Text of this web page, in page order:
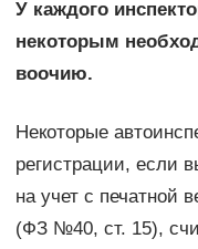
У каждого
некоторым
воочию.
Некоторые
регистрации, если
на учет с печатной
(ФЗ №40, ст. 15),